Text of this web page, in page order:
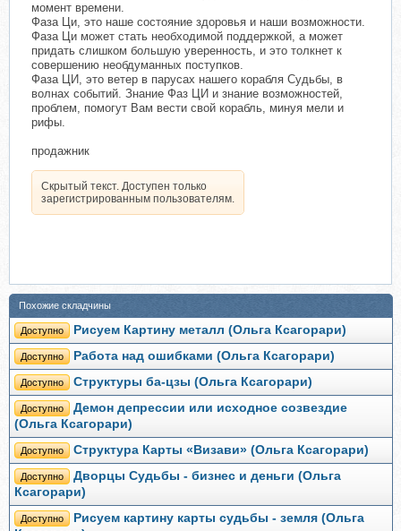
момент времени.
Фаза Ци, это наше состояние здоровья и наши возможности.
Фаза Ци может стать необходимой поддержкой, а может
придать слишком большую уверенность, и это толкнет к
совершению необдуманных поступков.
Фаза ЦИ, это ветер в парусах нашего корабля Судьбы, в
волнах событий. Знание Фаз ЦИ и знание возможностей,
проблем, помогут Вам вести свой корабль, минуя мели и
рифы.
продажник
Скрытый текст. Доступен только
зарегистрированным пользователям.
Похожие складчины
Доступно Рисуем Картину металл (Ольга Ксагорари)
Доступно Работа над ошибками (Ольга Ксагорари)
Доступно Структуры ба-цзы (Ольга Ксагорари)
Доступно
Демон депрессии или исходное созвездие
(Ольга Ксагорари)
Доступно Структура Карты «Визави» (Ольга Ксагорари)
Доступно
Дворцы Судьбы - бизнес и деньги (Ольга
Ксагорари)
Доступно
Рисуем картину карты судьбы - земля (Ольга